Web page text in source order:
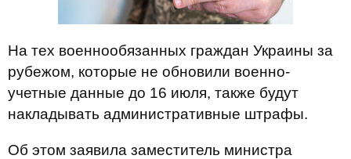
На тех военнообязанных граждан Украины за
рубежом, которые не обновили военно-
учетные данные до 16 июля, также будут
накладывать административные штрафы.
Об этом заявила заместитель министра